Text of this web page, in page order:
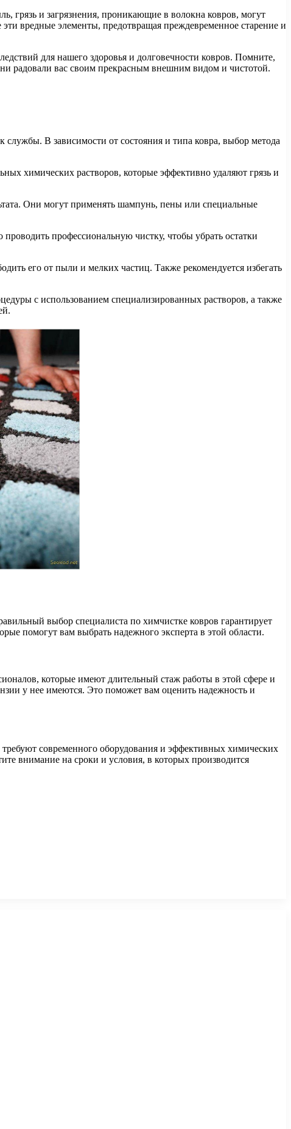
грязь и загрязнения, проникающие в волокна ковров, могут
вредные элементы, предотвращая преждевременное старение и
для нашего здоровья и долговечности ковров. Помните,
радовали вас своим прекрасным внешним видом и чистотой.
службы. В зависимости от состояния и типа ковра, выбор метода
химических растворов, которые эффективно удаляют грязь и
Они могут применять шампунь, пены или специальные
профессиональную чистку, чтобы убрать остатки
его от пыли и мелких частиц. Также рекомендуется избегать
с использованием специализированных растворов, а также
выбор специалиста по химчистке ковров гарантирует
помогут вам выбрать надежного эксперта в этой области.
которые имеют длительный стаж работы в этой сфере и
у нее имеются. Это поможет вам оценить надежность и
современного оборудования и эффективных химических
внимание на сроки и условия, в которых производится